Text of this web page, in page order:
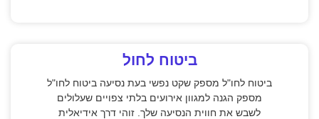
ביטוח לחול
ביטוח לחו"ל מספק שקט נפשי בעת נסיעה ביטוח לחו"ל
מספק הגנה למגוון אירועים בלתי צפויים שעלולים
לשבש את חווית הנסיעה שלך. זוהי דרך אידיאלית